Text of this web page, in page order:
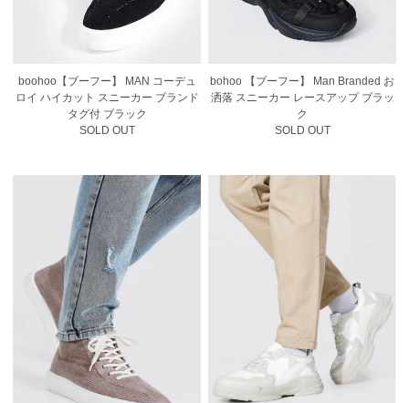
boohoo【ブーフー】 MAN コーデュ
ロイ ハイカット スニーカー ブランド
タグ付 ブラック
SOLD OUT
bohoo 【ブーフー】 Man Branded お
洒落 スニーカー レースアップ ブラッ
ク
SOLD OUT